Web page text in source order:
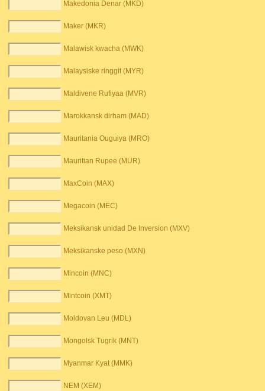
Makedonia Denar (MKD)
Maker (MKR)
Malawisk kwacha (MWK)
Malaysiske ringgit (MYR)
Maldivene Rufiyaa (MVR)
Marokkansk dirham (MAD)
Mauritania Ouguiya (MRO)
Mauritian Rupee (MUR)
MaxCoin (MAX)
Megacoin (MEC)
Meksikansk unidad De Inversion (MXV)
Meksikanske peso (MXN)
Mincoin (MNC)
Mintcoin (XMT)
Moldovan Leu (MDL)
Mongolsk Tugrik (MNT)
Myanmar Kyat (MMK)
NEM (XEM)